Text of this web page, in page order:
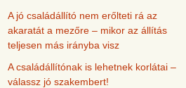
A jó családállító nem erőlteti rá az
akaratát a mezőre – mikor az állítás
teljesen más irányba visz
A családállítónak is lehetnek korlátai –
válassz jó szakembert!